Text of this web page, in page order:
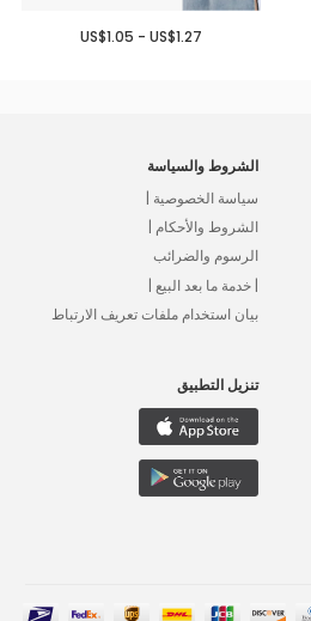
US$1.05 - US$1.27
الشروط والسياسة
سياسة الخصوصية |
الشروط والأحكام |
الرسوم والضرائب
| خدمة ما بعد البيع |
بيان استخدام ملفات تعريف الارتباط
تنزيل التطبيق